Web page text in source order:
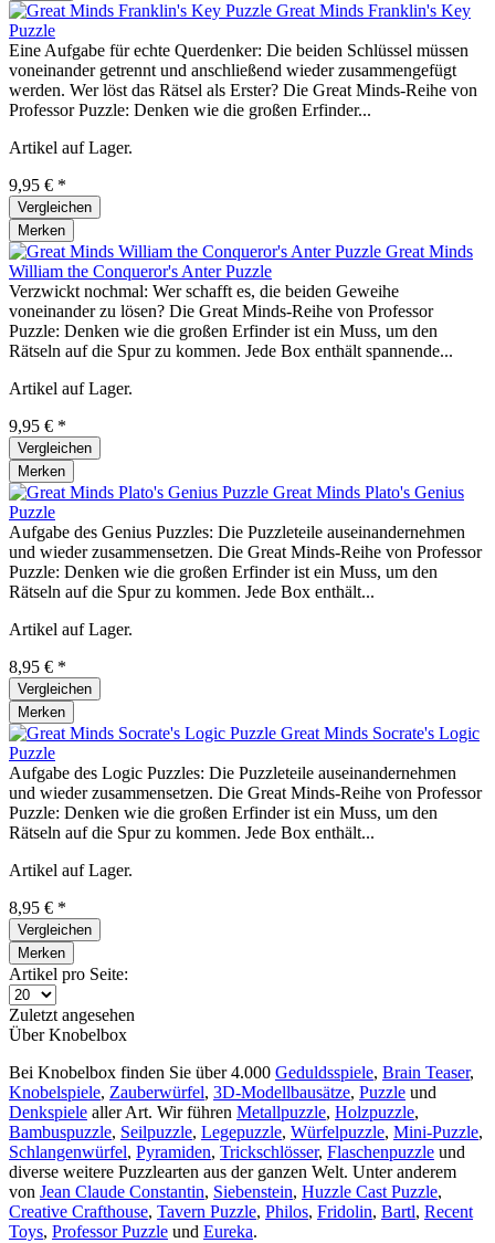
Great Minds Franklin's Key
Puzzle
Eine Aufgabe für echte Querdenker: Die beiden Schlüssel müssen
voneinander getrennt und anschließend wieder zusammengefügt
werden. Wer löst das Rätsel als Erster? Die Great Minds-Reihe von
Professor Puzzle: Denken wie die großen Erfinder...
Artikel auf Lager.
9,95 € *
Vergleichen
Merken
Great Minds
William the Conqueror's Anter Puzzle
Verzwickt nochmal: Wer schafft es, die beiden Geweihe
voneinander zu lösen? Die Great Minds-Reihe von Professor
Puzzle: Denken wie die großen Erfinder ist ein Muss, um den
Rätseln auf die Spur zu kommen. Jede Box enthält spannende...
Artikel auf Lager.
9,95 € *
Vergleichen
Merken
Great Minds Plato's Genius
Puzzle
Aufgabe des Genius Puzzles: Die Puzzleteile auseinandernehmen
und wieder zusammensetzen. Die Great Minds-Reihe von Professor
Puzzle: Denken wie die großen Erfinder ist ein Muss, um den
Rätseln auf die Spur zu kommen. Jede Box enthält...
Artikel auf Lager.
8,95 € *
Vergleichen
Merken
Great Minds Socrate's Logic
Puzzle
Aufgabe des Logic Puzzles: Die Puzzleteile auseinandernehmen
und wieder zusammensetzen. Die Great Minds-Reihe von Professor
Puzzle: Denken wie die großen Erfinder ist ein Muss, um den
Rätseln auf die Spur zu kommen. Jede Box enthält...
Artikel auf Lager.
8,95 € *
Vergleichen
Merken
Artikel pro Seite:
Zuletzt angesehen
Über Knobelbox
Bei Knobelbox finden Sie über 4.000 Geduldsspiele, Brain Teaser,
Knobelspiele, Zauberwürfel, 3D-Modellbausätze, Puzzle und
Denkspiele aller Art. Wir führen Metallpuzzle, Holzpuzzle,
Bambuspuzzle, Seilpuzzle, Legepuzzle, Würfelpuzzle, Mini-Puzzle,
Schlangenwürfel, Pyramiden, Trickschlösser, Flaschenpuzzle und
diverse weitere Puzzlearten aus der ganzen Welt. Unter anderem
von Jean Claude Constantin, Siebenstein, Huzzle Cast Puzzle,
Creative Crafthouse, Tavern Puzzle, Philos, Fridolin, Bartl, Recent
Toys, Professor Puzzle und Eureka.